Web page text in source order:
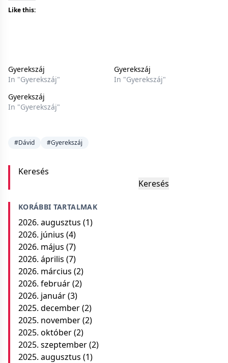
Like this:
Gyerekszáj
In "Gyerekszáj"
Gyerekszáj
In "Gyerekszáj"
Gyerekszáj
In "Gyerekszáj"
#Dávid #Gyerekszáj
Keresés
Keresés
KORÁBBI TARTALMAK
2026. augusztus (1)
2026. június (4)
2026. május (7)
2026. április (7)
2026. március (2)
2026. február(2)
2026. január(3)
2025. december(2)
2025. november(2)
2025. október(2)
2025. szeptember(2)
2025. augusztus (1)